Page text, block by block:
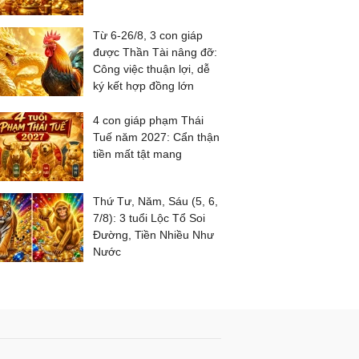
Từ 6-26/8, 3 con giáp
được Thần Tài nâng đỡ:
Công việc thuận lợi, dễ
ký kết hợp đồng lớn
4 con giáp phạm Thái
Tuế năm 2027: Cẩn thận
tiền mất tật mang
Thứ Tư, Năm, Sáu (5, 6,
7/8): 3 tuổi Lộc Tổ Soi
Đường, Tiền Nhiều Như
Nước